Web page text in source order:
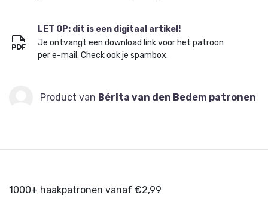
LET OP: dit is een digitaal artikel!
Je ontvangt een download link voor het patroon
per e-mail. Check ook je spambox.
Product van Bérita van den Bedem patronen
1000+ haakpatronen vanaf €2,99